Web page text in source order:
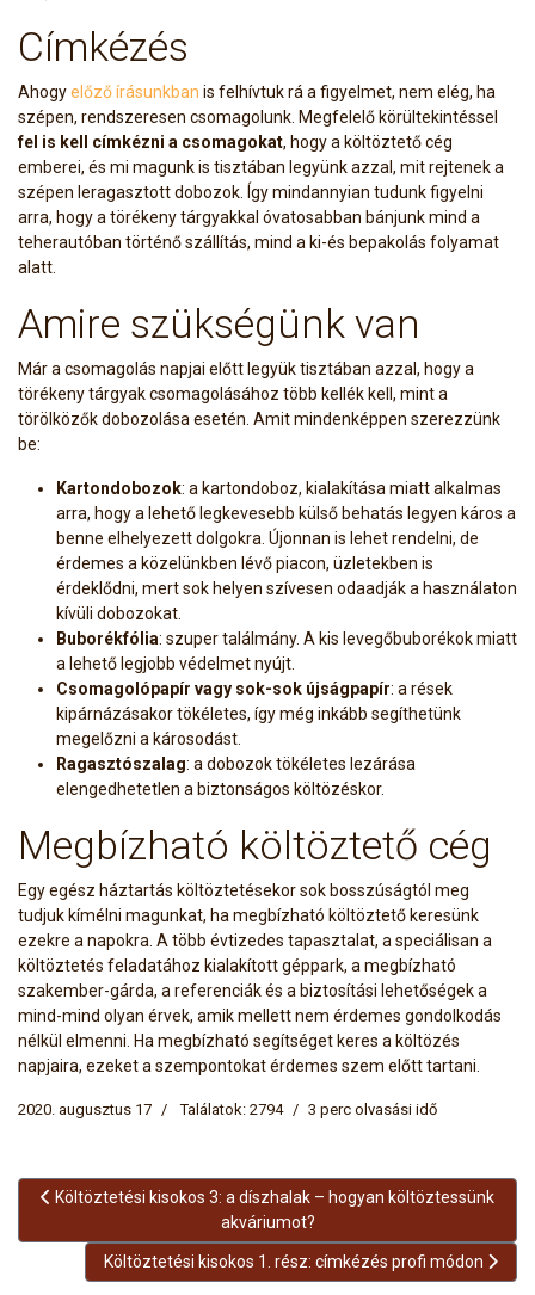
Címkézés
Ahogyelőző írásunkban is felhívtuk rá a figyelmet, nem elég, ha
szépen, rendszeresen csomagolunk. Megfelelő körültekintéssel
fel is kell címkézni a csomagokat, hogy a költöztető cég
emberei, és mi magunk is tisztában legyünk azzal, mit rejtenek a
szépen leragasztott dobozok. Így mindannyian tudunk figyelni
arra, hogy a törékeny tárgyakkal óvatosabban bánjunk mind a
teherautóban történő szállítás, mind a ki-és bepakolás folyamat
alatt.
Amire szükségünk van
Már a csomagolás napjai előtt legyük tisztában azzal, hogy a
törékeny tárgyak csomagolásához több kellék kell, mint a
törölközők dobozolása esetén. Amit mindenképpen szerezzünk
be:
Kartondobozok: a kartondoboz, kialakítása miatt alkalmas
arra, hogy a lehető legkevesebb külső behatás legyen káros a
benne elhelyezett dolgokra. Újonnan is lehet rendelni, de
érdemes a közelünkben lévő piacon, üzletekben is
érdeklődni, mert sok helyen szívesen odaadják a használaton
kívüli dobozokat.
Buborékfólia: szuper találmány. A kis levegőbuborékok miatt
a lehető legjobb védelmet nyújt.
Csomagolópapír vagy sok-sok újságpapír: a rések
kipárnázásakor tökéletes, így még inkább segíthetünk
megelőzni a károsodást.
Ragasztószalag: a dobozok tökéletes lezárása
elengedhetetlen a biztonságos költözéskor.
Megbízható költöztető cég
Egy egész háztartás költöztetésekor sok bosszúságtól meg
tudjuk kímélni magunkat, ha megbízható költöztető keresünk
ezekre a napokra. A több évtizedes tapasztalat, a speciálisan a
költöztetés feladatához kialakított géppark, a megbízható
szakember-gárda, a referenciák és a biztosítási lehetőségek a
mind-mind olyan érvek, amik mellett nem érdemes gondolkodás
nélkül elmenni. Ha megbízható segítséget keres a költözés
napjaira, ezeket a szempontokat érdemes szem előtt tartani.
2020. augusztus 17 Találatok: 2794 3 perc olvasási idő
Előző cikk: Költöztetési kisokos 3: a díszhalak – hogyan
Költöztetési kisokos 3: a díszhalak – hogyan költöztessünk
akváriumot?
Következő cikk: Költöztetési kisokos 1. rész: címkézés
Költöztetési kisokos 1. rész: címkézés profi módon